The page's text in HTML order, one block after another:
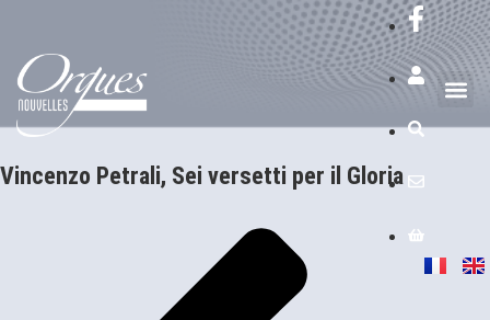
Vincenzo Petrali, Sei versetti per il Gloria